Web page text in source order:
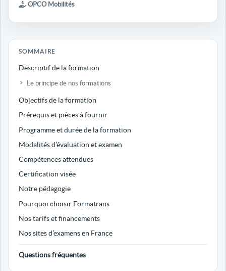
OPCO Mobilités
SOMMAIRE
Descriptif de la formation
Le principe de nos formations
Objectifs de la formation
Prérequis et pièces à fournir
Programme et durée de la formation
Modalités d’évaluation et examen
Compétences attendues
Certification visée
Notre pédagogie
Pourquoi choisir Formatrans
Nos tarifs et financements
Nos sites d’examens en France
Questions fréquentes